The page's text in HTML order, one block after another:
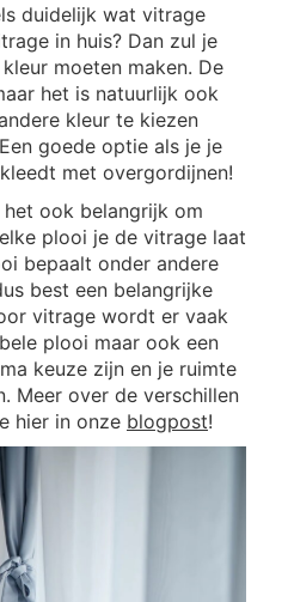
duidelijk wat vitrage
in huis? Dan zul je
moeten maken. De
het is natuurlijk ook
kleur te kiezen
goede optie als je je
met overgordijnen!
ook belangrijk om
plooi je de vitrage laat
bepaalt onder andere
best een belangrijke
vitrage wordt er vaak
plooi maar ook een
keuze zijn en je ruimte
Meer over de verschillen
hier in onze blogpost!